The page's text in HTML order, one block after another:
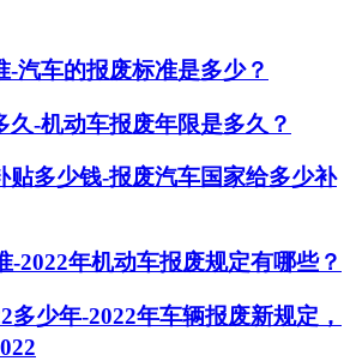
-汽车的报废标准是多少？
久-机动车报废年限是多久？
贴多少钱-报废汽车国家给多少补
-2022年机动车报废规定有哪些？
多少年-2022年车辆报废新规定，